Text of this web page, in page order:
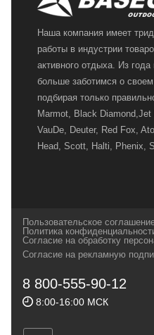
Наша компания имеет
работы в индустрии
активного отдыха. Из
больше заботимся о своем
подбирая только
Marmot, Black
VauDe, Deuter, Red Fox,
Head, Scott, Halti, Phenix,
и взыскательных
спортсменов и
Геннадьевич
ИНН 590300057023 ОГРН
Пользовательское
Политика
Согласие на обработку
Согласие на рекламную
8 800-555-90-12
8:00-16:00 МСК